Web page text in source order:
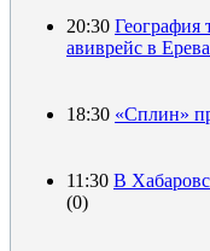
20:30 География
авиврейс в
18:30 «Сплин»
11:30 В
(0)